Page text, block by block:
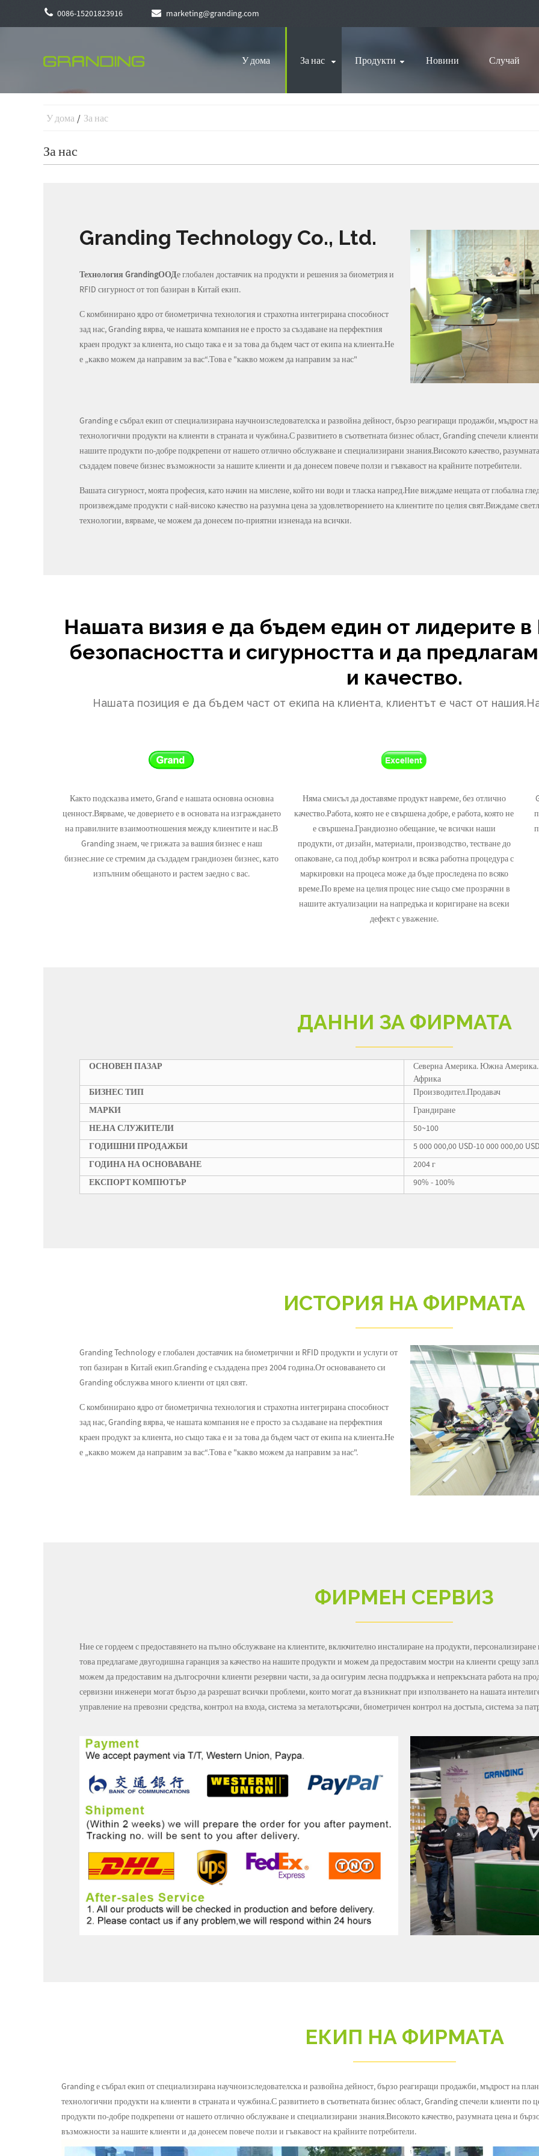
0086-15201823916 marketing@granding.com
У дома За нас Продукти Новини Случай
У дома За нас
За нас
Granding Technology Co., Ltd.
Технология GrandingООДе глобален доставчик на продукти и решения за биометрия и
RFID сигурност от топ базиран в Китай екип.
С комбинирано ядро ​​от биометрична технология и страхотна интегрирана способност
зад нас, Granding вярва, че нашата компания не е просто за създаване на перфектния
краен продукт за клиента, но също така е и за това да бъдем част от екипа на клиента.Не
е „какво можем да направим за вас“.Това е "какво можем да направим за нас"
Granding е събрал екип от специализирана научноизследователска и развойна дейност, бързо реагиращи продажби, мъдрост
технологични продукти на клиенти в страната и чужбина.С развитието в съответната бизнес област, Granding спечели
нашите продукти по-добре подкрепени от нашето отлично обслужване и специализирани знания.Високото качество,
създадем повече бизнес възможности за нашите клиенти и да донесем повече ползи и гъвкавост на крайните потребители.
Вашата сигурност, моята професия, като начин на мислене, който ни води и тласка напред.Ние виждаме нещата от глобална
произвеждаме продукти с най-високо качество на разумна цена за удовлетворението на клиентите по целия свят.Виждаме
технологии, вярваме, че можем да донесем по-приятни изненада на всички.
Нашата визия е да бъдем един от лидерите в
безопасността и сигурността и да
и качество.
Нашата позиция е да бъдем част от екипа на клиента, клиентът е част от
Както подсказва името, Grand е нашата основна основна
ценност.Вярваме, че доверието е в основата на изграждането
на правилните взаимоотношения между клиентите и нас.В
Granding знаем, че грижата за вашия бизнес е наш
бизнес.ние се стремим да създадем грандиозен бизнес, като
изпълним обещаното и растем заедно с вас.
Няма смисъл да доставяме продукт навреме, без отлично
качество.Работа, която не е свършена добре, е работа, която не
е свършена.Грандиозно обещание, че всички наши
продукти, от дизайн, материали, производство, тестване до
опаковане, са под добър контрол и всяка работна процедура с
маркировки на процеса може да бъде проследена по всяко
време.По време на целия процес ние също сме прозрачни в
нашите актуализации на напредъка и коригиране на всеки
дефект с уважение.
ДАННИ ЗА ФИРМАТА
ОСНОВЕН ПАЗАР
Северна Америка. Южна Америка.
Африка
БИЗНЕС ТИП
Производител.Продавач
МАРКИ
Грандиране
НЕ.НА СЛУЖИТЕЛИ
50~100
ГОДИШНИ ПРОДАЖБИ
5 000 000,00 USD-10 000 000,00
ГОДИНА НА ОСНОВАВАНЕ
2004 г
ЕКСПОРТ КОМПЮТЪР
90% - 100%
ИСТОРИЯ НА ФИРМАТА
Granding Technology е глобален доставчик на биометрични и RFID продукти и услуги от
топ базиран в Китай екип.Granding е създадена през 2004 година.От основаването си
Granding обслужва много клиенти от цял ​​свят.
С комбинирано ядро ​​от биометрична технология и страхотна интегрирана способност
зад нас, Granding вярва, че нашата компания не е просто за създаване на перфектния
краен продукт за клиента, но също така е и за това да бъдем част от екипа на клиента.Не
е „какво можем да направим за вас“.Това е "какво можем да направим за нас".
ФИРМЕН СЕРВИЗ
Ние се гордеем с предоставянето на пълно обслужване на клиентите, включително инсталиране на продукти,
това предлагаме двугодишна гаранция за качество на нашите продукти и можем да предоставим мостри на клиенти срещу
можем да предоставим на дългосрочни клиенти резервни части, за да осигурим лесна поддръжка и непрекъсната работа на
сервизни инженери могат бързо да разрешат всички проблеми, които могат да възникнат при използването на нашата
управление на превозни средства, контрол на входа, система за металотърсачи, биометричен контрол на достъпа, система за
ЕКИП НА ФИРМАТА
Granding е събрал екип от специализирана научноизследователска и развойна дейност, бързо реагиращи продажби, мъдрост на
технологични продукти на клиенти в страната и чужбина.С развитието в съответната бизнес област, Granding спечели клиенти по
продукти по-добре подкрепени от нашето отлично обслужване и специализирани знания.Високото качество, разумната цена и
възможности за нашите клиенти и да донесем повече ползи и гъвкавост на крайните потребители.